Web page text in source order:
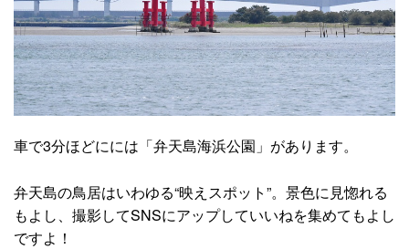
車で3分ほどにには「弁天島海浜公園」があります。
弁天島の鳥居はいわゆる“映えスポット”。景色に見惚れる
もよし、撮影してSNSにアップしていいねを集めてもよし
ですよ！